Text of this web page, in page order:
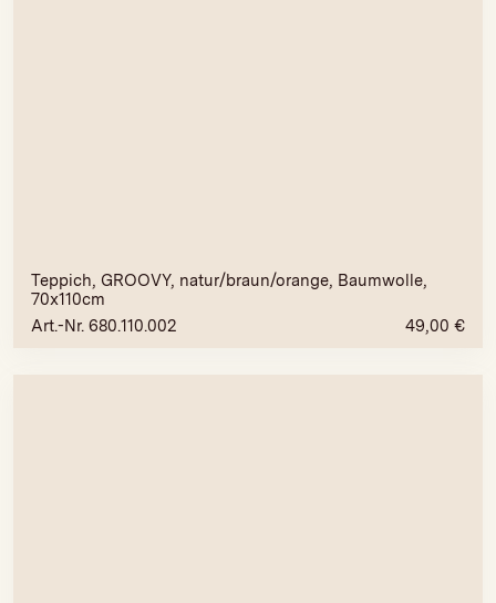
Teppich, GROOVY, natur/braun/orange, Baumwolle,
70x110cm
Art.-Nr. 680.110.002
49,00 €